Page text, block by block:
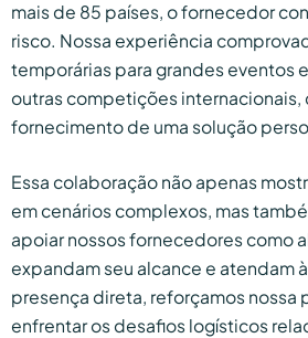
mais de 85 países, o fornecedor
risco. Nossa experiência
temporárias para grandes eventos
outras competições
fornecimento de uma solução
Essa colaboração não apenas
em cenários complexos, mas
apoiar nossos fornecedores como
expandam seu alcance e atendam
presença direta, reforçamos nossa
enfrentar os desafios logísticos